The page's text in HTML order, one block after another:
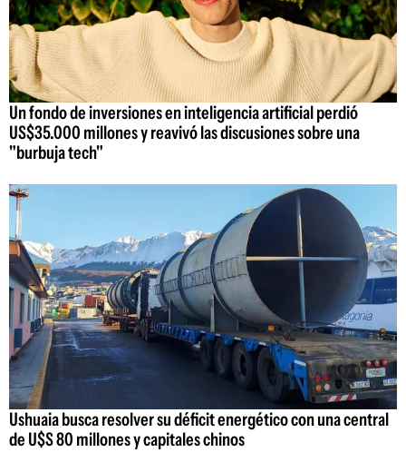
Un fondo de inversiones en inteligencia artificial perdió
US$35.000 millones y reavivó las discusiones sobre una
"burbuja tech"
Ushuaia busca resolver su déficit energético con una central
de U$S 80 millones y capitales chinos